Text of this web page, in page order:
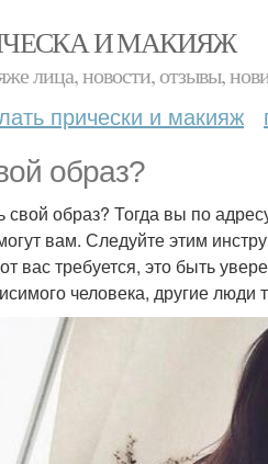
И МАКИЯЖ
лица, новости, отзывы,
прически и макияж
образ?
свой образ? Тогда вы по
вам. Следуйте этим
вас требуется, это быть
человека, другие люди